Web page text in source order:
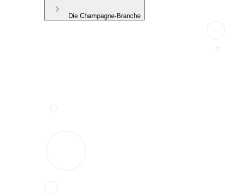
Die Champagne-Branche